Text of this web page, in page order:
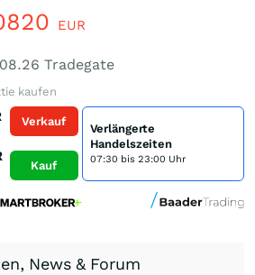
EUR
Tradegate
kaufen
Verkauf
Kauf
Verlängerte
Handelszeiten
07:30 bis 23:00 Uhr
News & Forum